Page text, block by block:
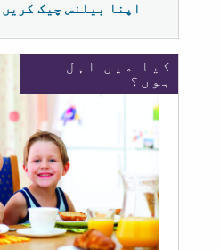
اپنا بیلنس چیک کریں
کیا میں اہل
ہوں؟